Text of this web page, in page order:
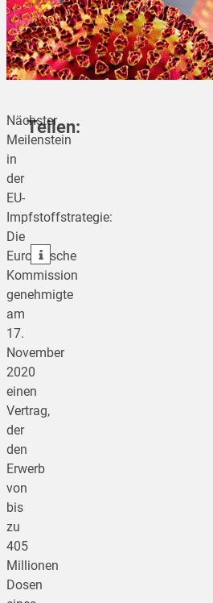
Nächster
Meilenstein
in
der
EU-
Impfstoffstrategie:
Die
Europäische
Kommission
genehmigte
am
17.
November
2020
einen
Vertrag,
der
den
Erwerb
von
bis
zu
405
Millionen
Dosen
Teilen:
teilen
teilen